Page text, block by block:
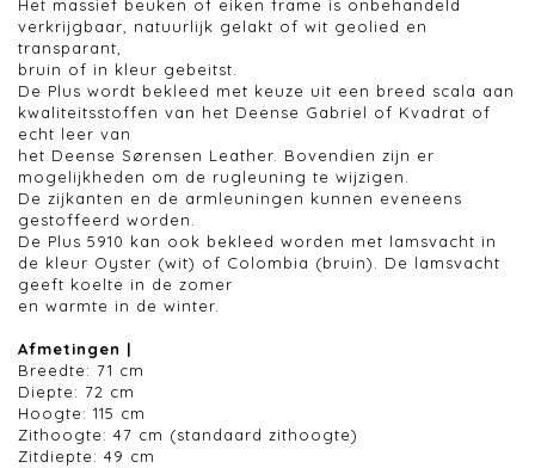
Het massief beuken of eiken frame is onbehandeld
verkrijgbaar, natuurlijk gelakt of wit geolied en
transparant,
bruin of in kleur gebeitst.
De Plus wordt bekleed met keuze uit een breed scala aan
kwaliteitsstoffen van het Deense Gabriel of Kvadrat of
echt leer van
het Deense Sørensen Leather. Bovendien zijn er
mogelijkheden om de rugleuning te wijzigen.
De zijkanten en de armleuningen kunnen eveneens
gestoffeerd worden.
De Plus 5910 kan ook bekleed worden met lamsvacht in
de kleur Oyster (wit) of Colombia (bruin). De lamsvacht
geeft koelte in de zomer
en warmte in de winter.
Afmetingen |
Breedte: 71 cm
Diepte: 72 cm
Hoogte: 115 cm
Zithoogte: 47 cm (standaard zithoogte)
Zitdiepte: 49 cm